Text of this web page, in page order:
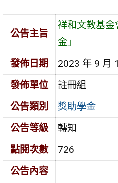
公告主旨
祥和文教基
金」
發佈日期
2023 年 9 月
發佈單位
註冊組
公告類別
獎助學金
公告等級
轉知
點閱次數
726
公告內容